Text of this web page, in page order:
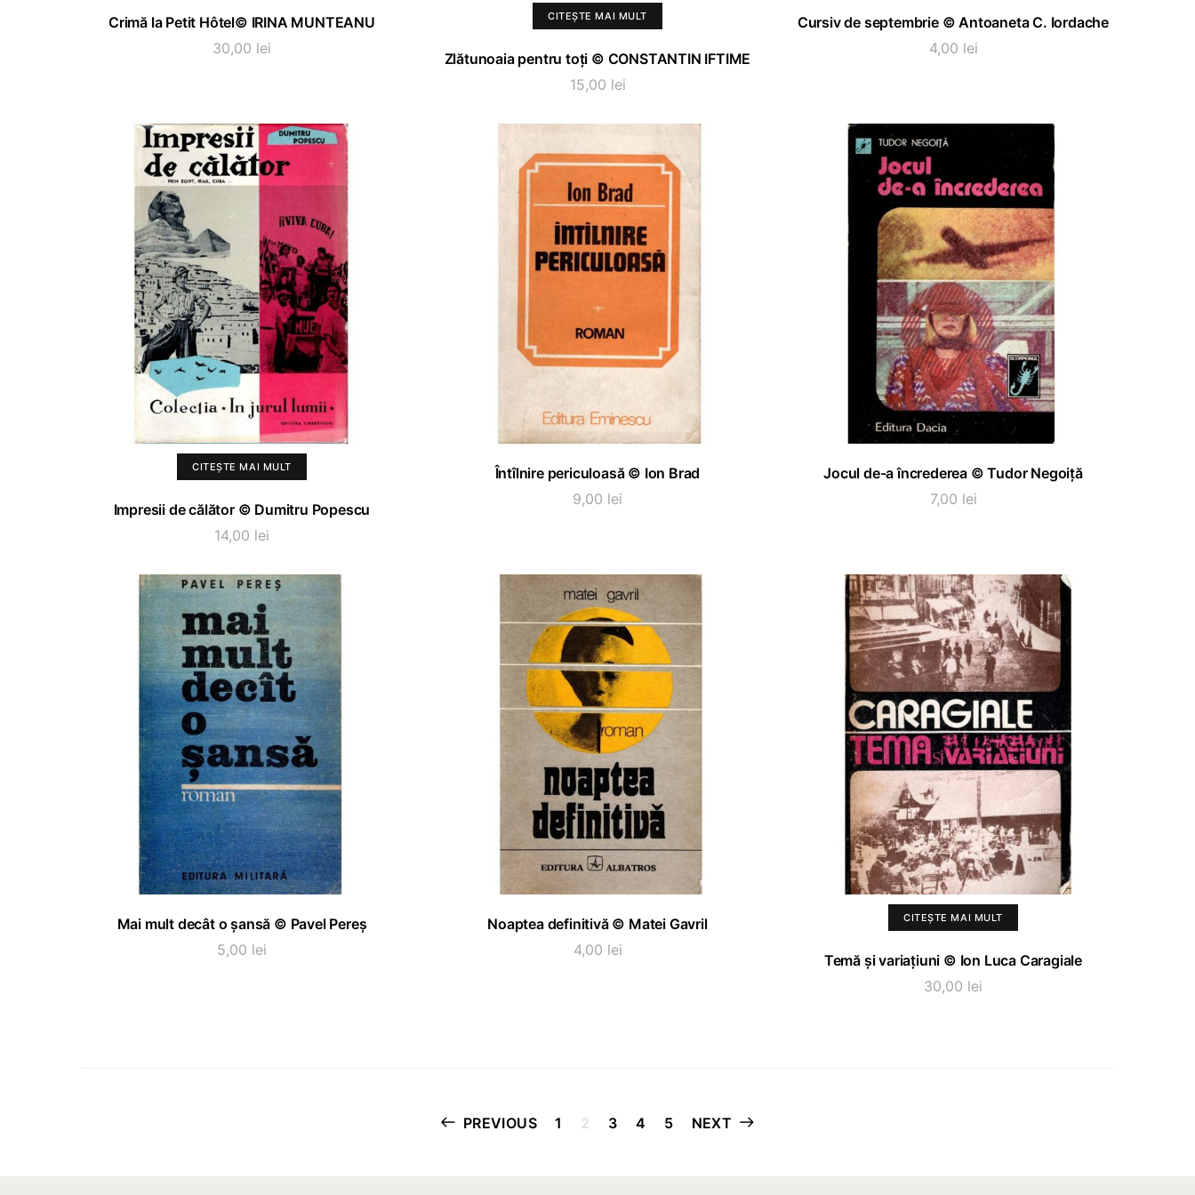
ADAUGĂ ÎN COȘ
Crimă la Petit Hôtel© IRINA MUNTEANU
30,00 lei
CITEȘTE MAI MULT
Zlătunoaia pentru toți © CONSTANTIN IFTIME
15,00 lei
ADAUGĂ ÎN COȘ
Cursiv de septembrie © Antoaneta C. Iordache
4,00 lei
CITEȘTE MAI MULT
Impresii de călător © Dumitru Popescu
14,00 lei
ADAUGĂ ÎN COȘ
Întîlnire periculoasă © Ion Brad
9,00 lei
ADAUGĂ ÎN COȘ
Jocul de-a încrederea © Tudor Negoiță
7,00 lei
ADAUGĂ ÎN COȘ
Mai mult decât o șansă © Pavel Pereș
5,00 lei
ADAUGĂ ÎN COȘ
Noaptea definitivă © Matei Gavril
4,00 lei
CITEȘTE MAI MULT
Temă și variațiuni © Ion Luca Caragiale
30,00 lei
Paginație
PREVIOUS 1 2 3 4 5 NEXT